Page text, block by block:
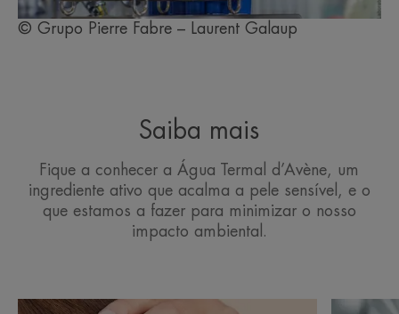
© Grupo Pierre Fabre – Laurent Galaup
Saiba mais
Fique a conhecer a Água Termal d’Avène, um
ingrediente ativo que acalma a pele sensível, e o
que estamos a fazer para minimizar o nosso
impacto ambiental.
Descubra Descubra